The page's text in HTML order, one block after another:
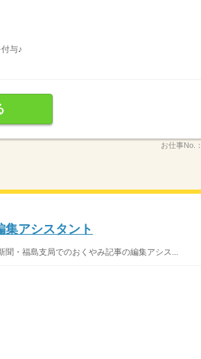
与♪
お仕事No.：
アシスタント
・福島支局でのおくやみ記事の編集アシス...